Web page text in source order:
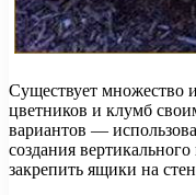
Существует множество
цветников и клумб
вариантов —
создания
закрепить ящики на